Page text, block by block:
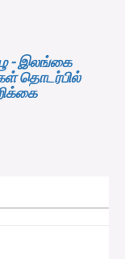
- இலங்கை
தொடர்பில்